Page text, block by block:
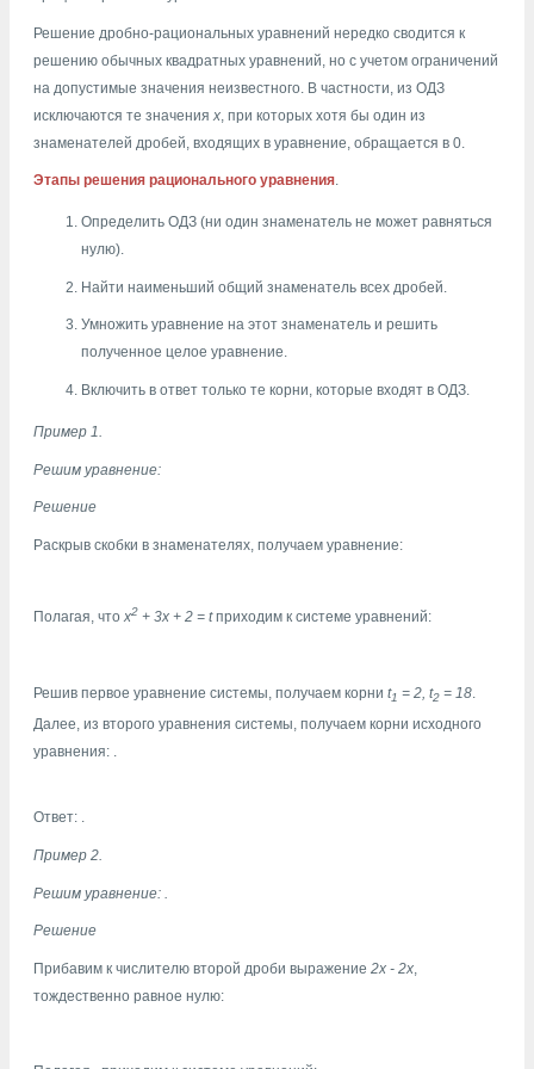
Решение дробно-рациональных уравнений нередко сводится к
решению обычных квадратных уравнений, но с учетом ограничений
на допустимые значения неизвестного. В частности, из ОДЗ
исключаются те значения х , при которых хотя бы один из
знаменателей дробей, входящих в уравнение, обращается в 0.
Этапы решения рационального уравнения.
Определить ОДЗ (ни один знаменатель не может равняться
нулю).
Найти наименьший общий знаменатель всех дробей.
Умножить уравнение на этот знаменатель и решить
полученное целое уравнение.
Включить в ответ только те корни, которые входят в ОДЗ.
Пример 1.
Решим уравнение:
Решение
Раскрыв скобки в знаменателях, получаем уравнение:
Полагая, чтоx2 + 3х + 2 = tприходим к системе уравнений:
Решив первое уравнение системы, получаем корни t1 = 2, t2 = 18
Далее, из второго уравнения системы, получаем корни исходного
уравнения: .
Ответ: .
Пример 2.
Решим уравнение:
Решение
Прибавим к числителю второй дроби выражение 2х - 2х
тождественно равное нулю: